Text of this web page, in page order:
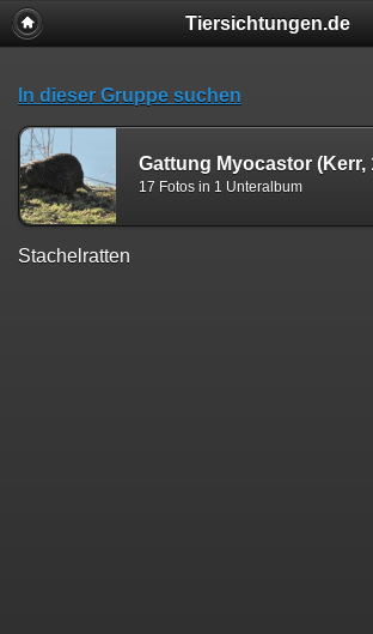
Tiersichtungen.de
In dieser Gruppe suchen
Gattung Myocastor (Kerr,
17 Fotos in 1 Unteralbum
Stachelratten